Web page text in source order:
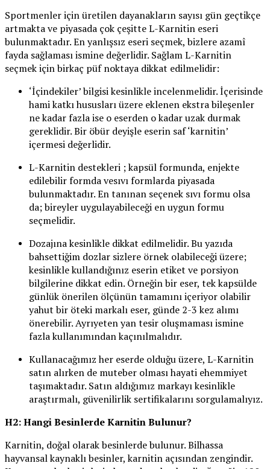
Sportmenler için üretilen dayanakların sayısı gün geçtikçe
artmakta ve piyasada çok çeşitte L-Karnitin eseri
bulunmaktadır. En yanlışsız eseri seçmek, bizlere azamî
fayda sağlaması ismine değerlidir. Sağlam L-Karnitin
seçmek için birkaç püf noktaya dikkat edilmelidir:
‘İçindekiler’ bilgisi kesinlikle incelenmelidir. İçerisinde
hami katkı hususları üzere eklenen ekstra bileşenler
ne kadar fazla ise o eserden o kadar uzak durmak
gereklidir. Bir öbür deyişle eserin saf ‘karnitin’
içermesi değerlidir.
L-Karnitin destekleri ; kapsül formunda, enjekte
edilebilir formda vesıvı formlarda piyasada
bulunmaktadır. En tanınan seçenek sıvı formu olsa
da; bireyler uygulayabileceği en uygun formu
seçmelidir.
Dozajına kesinlikle dikkat edilmelidir. Bu yazıda
bahsettiğim dozlar sizlere örnek olabileceği üzere;
kesinlikle kullandığınız eserin etiket ve porsiyon
bilgilerine dikkat edin. Örneğin bir eser, tek kapsülde
günlük önerilen ölçünün tamamını içeriyor olabilir
yahut bir öteki markalı eser, günde 2-3 kez alımı
önerebilir. Ayrıyeten yan tesir oluşmaması ismine
fazla kullanımından kaçınılmalıdır.
Kullanacağımız her eserde olduğu üzere, L-Karnitin
satın alırken de muteber olması hayati ehemmiyet
taşımaktadır. Satın aldığımız markayı kesinlikle
araştırmalı, güvenilirlik sertifikalarını sorgulamalıyız.
H2: Hangi Besinlerde Karnitin Bulunur?
Karnitin, doğal olarak besinlerde bulunur. Bilhassa
hayvansal kaynaklı besinler, karnitin açısından zengindir.